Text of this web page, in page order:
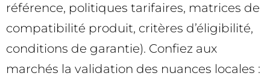
référence, politiques tarifaires, matrices de
compatibilité produit, critères d’éligibilité,
conditions de garantie). Confiez aux
marchés la validation des nuances locales :